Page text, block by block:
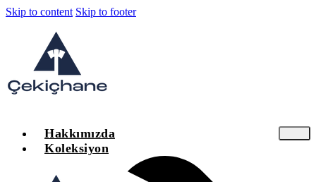
Skip to content Skip to footer
Hakkımızda
Koleksiyon